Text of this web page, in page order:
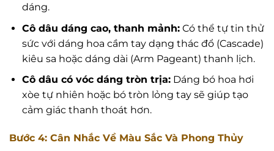
dáng.
Cô dâu dáng cao, thanh mảnh:Có thể tự tin thử
sức với dáng hoa cầm tay dạng thác đổ (Cascade)
kiêu sa hoặc dáng dài (Arm Pageant) thanh lịch.
Cô dâu có vóc dáng tròn trịa:Dáng bó hoa hơi
xòe tự nhiên hoặc bó tròn lỏng tay sẽ giúp tạo
cảm giác thanh thoát hơn.
Bước 4: Cân Nhắc Về Màu Sắc Và Phong Thủy